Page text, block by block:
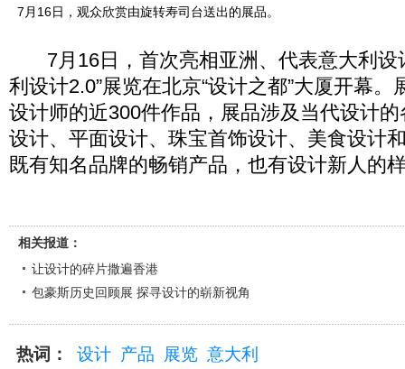
7月16日，观众欣赏由旋转寿司台送出的展品。
7月16日，首次亮相亚洲、代表意大利设
利设计2.0”展览在北京“设计之都”大厦开幕
设计师的近300件作品，展品涉及当代设计
设计、平面设计、珠宝首饰设计、美食设计
既有知名品牌的畅销产品，也有设计新人的
相关报道：
让设计的碎片撒遍香港
包豪斯历史回顾展 探寻设计的崭新视角
热词： 设计 产品 展览 意大利